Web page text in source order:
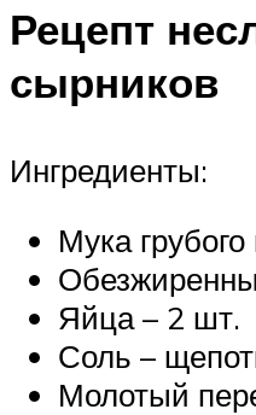
Рецепт
сырников
Ингредиенты:
Мука
Яйца – 2 шт.
Соль –
Молотый